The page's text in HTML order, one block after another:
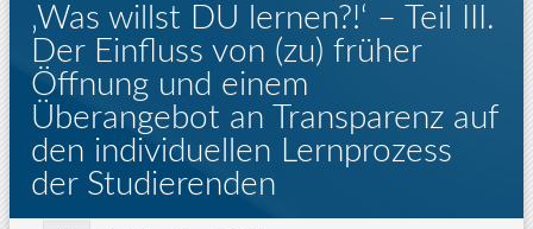
‚Was willst DU lernen?!‘ – Teil III.
Der Einfluss von (zu) früher
Öffnung und einem
Überangebot an Transparenz auf
den individuellen Lernprozess
der Studierenden